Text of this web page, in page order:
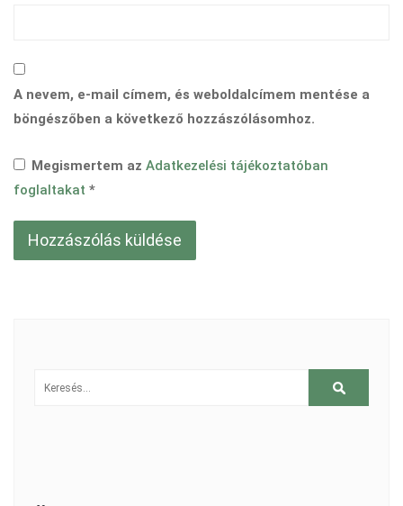
A nevem, e-mail címem, és weboldalcímem mentése a
böngészőben a következő hozzászólásomhoz.
Megismertem az Adatkezelési tájékoztatóban
foglaltakat *